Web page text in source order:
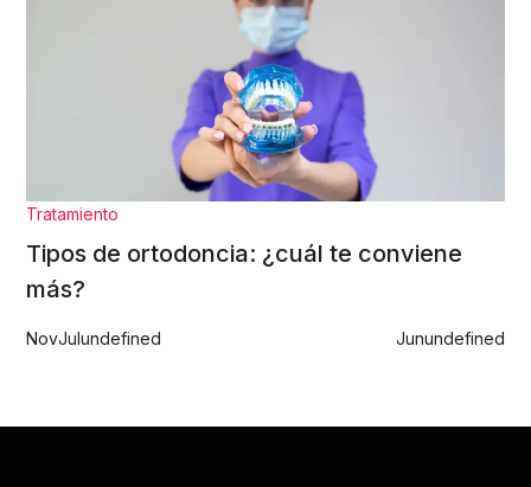
Tratamiento
Tipos de ortodoncia: ¿cuál te conviene
más?
NovJulundefined Junundefined